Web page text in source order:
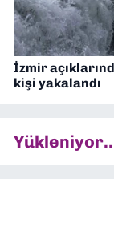
İzmir
kişi yakalandı